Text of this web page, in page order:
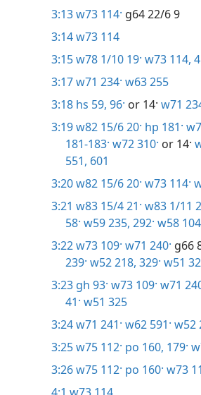
3:13w73 114· g64 22/6 9
3:14w73 114
3:15w78 1/10 19· w73 114,
3:17w71 234· w63 255
3:18 hs 59, 96· or 14· w71
3:19w82 15/6 20· hp 181·
181-183· w72 310· or 14·
551, 601
3:20w82 15/6 20· w73 114·
3:21 w83 15/4 21· w83 1/11
58· w59 235, 292· w58
3:22w73 109· w71 240· g66
239· w52 218, 329· w51
3:23 gh 93· w73 109· w71
41· w51 325
3:24w71 241· w62 591· w52
3:25w75 112· po 160, 179·
3:26w75 112· po 160· w73